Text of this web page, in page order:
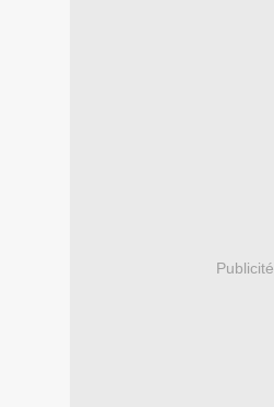
Publicité